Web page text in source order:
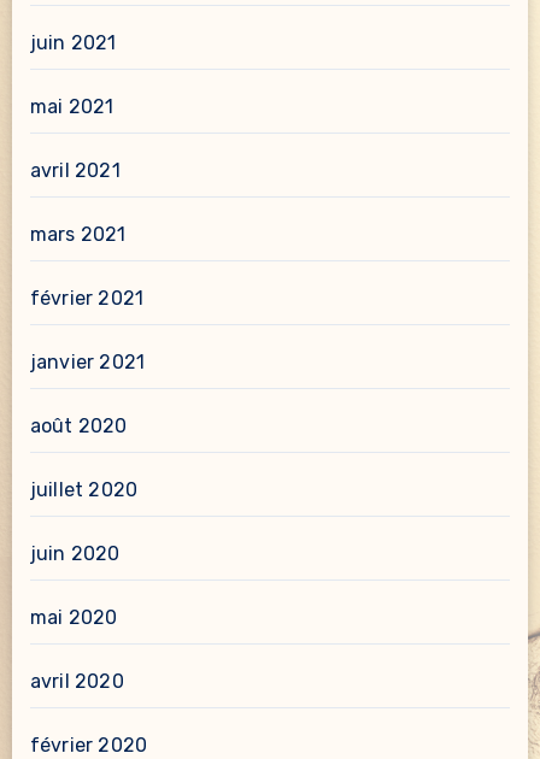
juin 2021
mai 2021
avril 2021
mars 2021
février 2021
janvier 2021
août 2020
juillet 2020
juin 2020
mai 2020
avril 2020
février 2020